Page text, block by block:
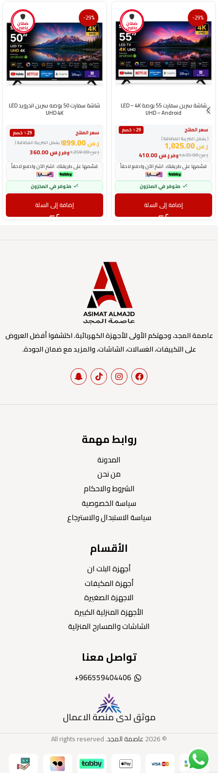
ضمان
عامين
-29%
شاشة سرين سمارت 55 بوصة LED – 4K
UHD – Android
سعر المنتج
٪29 خصم
( يشمل الضريبة المضافة )
ر.س1,025.00
وفرر.س ر.س1,435.00
قسّمها على طريقتك. اشترِ الآن وادفع لاحقاً
متوفر في المخزون
إضافة إلى السلة
ضمان
عامين
-29%
شاشة سمارت 50 بوصه سرين اندرويد LED
UHD 4K
سعر المنتج
٪29 خصم
( يشمل الضريبة المضافة )
ر.س
وفرر.س ر.س1,259.00
قسّمها على طريقتك. اشترِ الآن وادفع لاحقاً
متوفر في المخزون
إضافة إلى السلة
عاصمة المجد، وجهتكم الأولى للأجهزة الكهربائية. اكتشفوا أفضل العروض
على التكييفات، الغسالات، الشاشات، والمزيد مع ضمان الجودة.
روابط مهمة
المدونة
من نحن
الشروط والاحكام
سياسة الخصوصية
سياسة الاستبدال والاسترجاع
الأقسام
أجهزة البلت ان
أجهزة المكيفات
الاجهزة الصغيرة
الأجهزة المنزلية الكبيرة
الشاشات والمسارح المنزلية
تواصل معنا
966559404406+
موثق لدى منصة الاعمال
© 2026 عاصمة المجد. All rights reserved